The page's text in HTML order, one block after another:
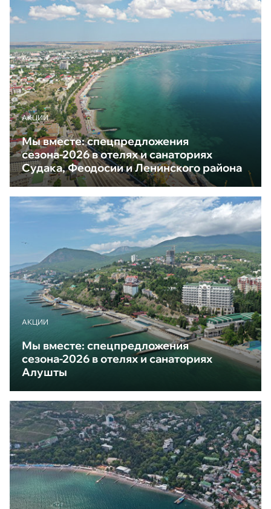
АКЦИИ
Мы вместе: спецпредложения
сезона-2026 в отелях и санаториях
Судака, Феодосии и Ленинского района
АКЦИИ
Мы вместе: спецпредложения
сезона-2026 в отелях и санаториях
Алушты